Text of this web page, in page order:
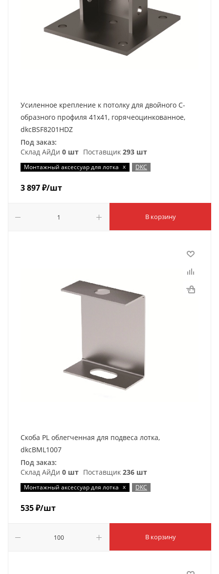
Усиленное крепление к потолку для двойного С-
образного профиля 41х41, горячеоцинкованное,
dkcBSF8201HDZ
Под заказ:
Склад АйДи 0 шт Поставщик 293 шт
Монтажный аксессуар для лотка x DKC
3 897₽/шт
В корзину
Скоба PL облегченная для подвеса лотка,
dkcBML1007
Под заказ:
Склад АйДи 0 шт Поставщик 236 шт
Монтажный аксессуар для лотка x DKC
535₽/шт
В корзину